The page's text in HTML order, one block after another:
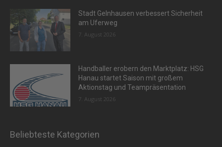
Stadt Gelnhausen verbessert Sicherheit
am Uferweg
7. August 2026
Handballer erobern den Marktplatz: HSG
Hanau startet Saison mit großem
Aktionstag und Teampräsentation
7. August 2026
Beliebteste Kategorien